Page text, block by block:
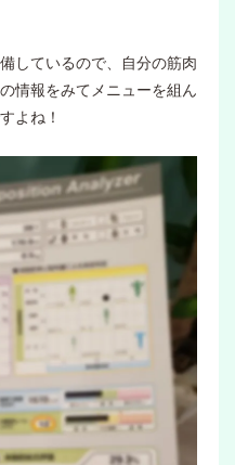
しているので、自分の筋肉
情報をみてメニューを組ん
よね！